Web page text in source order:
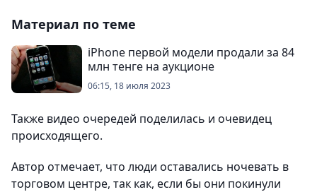
Материал по теме
iPhone первой модели продали за 84
млн тенге на аукционе
06:15, 18 июля 2023
Также видео очередей поделилась и очевидец
происходящего.
Автор отмечает, что люди оставались ночевать в
торговом центре, так как, если бы они покинули